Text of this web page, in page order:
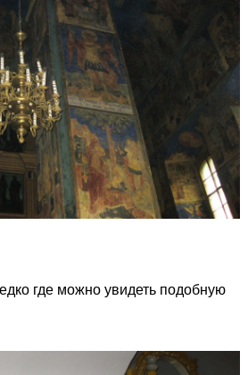
где можно увидеть подобную